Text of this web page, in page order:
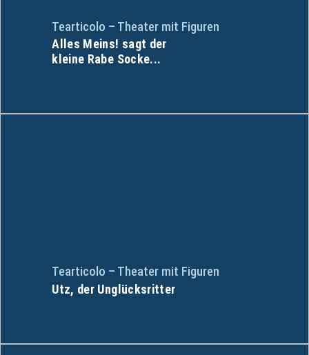
Tearticolo – Theater mit Figuren
Alles Meins! sagt der
kleine Rabe Socke...
Tearticolo – Theater mit Figuren
Utz, der Unglücksritter